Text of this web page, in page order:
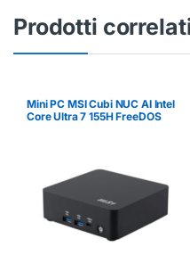
Prodotti
Mini PC MSI Cubi NUC AI Intel
Core Ultra 7 155H FreeDOS